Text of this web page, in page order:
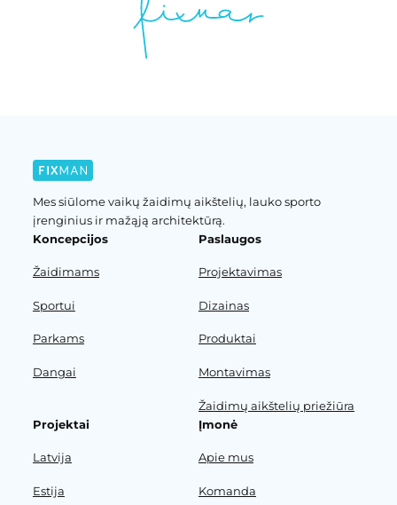
Mes siūlome vaikų žaidimų aikštelių, lauko sporto
įrenginius ir mažąją architektūrą.
Koncepcijos
Žaidimams
Sportui
Parkams
Dangai
Paslaugos
Projektavimas
Dizainas
Produktai
Montavimas
Žaidimų aikštelių priežiūra
Projektai
Latvija
Estija
Įmonė
Apie mus
Komanda